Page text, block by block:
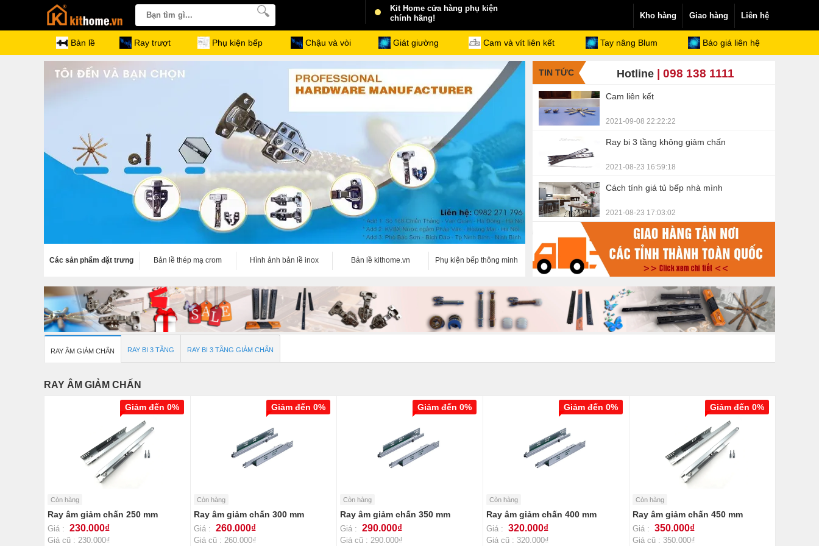
Các sản phẩm đặt trưng Bản lề thép mạ crom Hình ảnh bản lề inox Bản lề kithome.vn Phụ kiện bếp thông minh
TIN TỨC Hotline | 098 138 1111
Cam liên kết
2021-09-08 22:22:22
Ray bi 3 tầng không giảm chấn
2021-08-23 16:59:18
Cách tính giá tủ bếp nhà mình
2021-08-23 17:03:02
RAY ÂM GIẢM CHẤN RAY BI 3 TẦNG RAY BI 3 TẦNG GIẢM CHẤN
RAY ÂM GIẢM CHẤN
Còn hàng
Ray âm giảm chấn 250 mm
Giá : 230.000₫
Giá cũ : 230.000₫
Giảm đến 0%
Còn hàng
Ray âm giảm chấn 300 mm
Giá : 260.000₫
Giá cũ : 260.000₫
Giảm đến 0%
Còn hàng
Ray âm giảm chấn 350 mm
Giá : 290.000₫
Giá cũ : 290.000₫
Giảm đến 0%
Còn hàng
Ray âm giảm chấn 400 mm
Giá : 320.000₫
Giá cũ : 320.000₫
Giảm đến 0%
Còn hàng
Ray âm giảm chấn 450 mm
Giá : 350.000₫
Giá cũ : 350.000₫
Giảm đến 0%
Kit Home cửa hàng phụ kiện
chính hãng!
Kho hàng Giao hàng Liên hệ
Bản lề Ray trượt Phụ kiện bếp Chậu và vòi Giát giường Cam và vít liên kết Tay nâng Blum Báo giá liên hệ